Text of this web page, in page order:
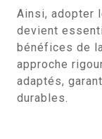
Ainsi, adopter
devient
bénéfices de
approche
adaptés,
durables.